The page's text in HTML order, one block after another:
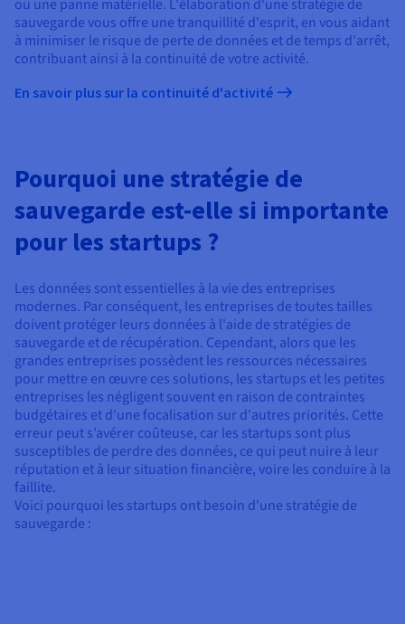
Tarifs
Disponibilités par régions
Documentation
Roadmap & Changelog
Roadmap & Changelog
ou une panne matérielle. L'élaboration d'une stratégie de
sauvegarde vous offre une tranquillité d'esprit, en vous aidant
à minimiser le risque de perte de données et de temps d'arrêt,
contribuant ainsi à la continuité de votre activité.
En savoir plus sur la continuité d'activité
Pourquoi une stratégie de
sauvegarde est-elle si importante
pour les startups ?
Les données sont essentielles à la vie des entreprises
modernes. Par conséquent, les entreprises de toutes tailles
doivent protéger leurs données à l'aide de stratégies de
sauvegarde et de récupération. Cependant, alors que les
grandes entreprises possèdent les ressources nécessaires
pour mettre en œuvre ces solutions, les startups et les petites
entreprises les négligent souvent en raison de contraintes
budgétaires et d'une focalisation sur d'autres priorités. Cette
erreur peut s’avérer coûteuse, car les startups sont plus
susceptibles de perdre des données, ce qui peut nuire à leur
réputation et à leur situation financière, voire les conduire à la
faillite.
Voici pourquoi les startups ont besoin d'une stratégie de
sauvegarde :